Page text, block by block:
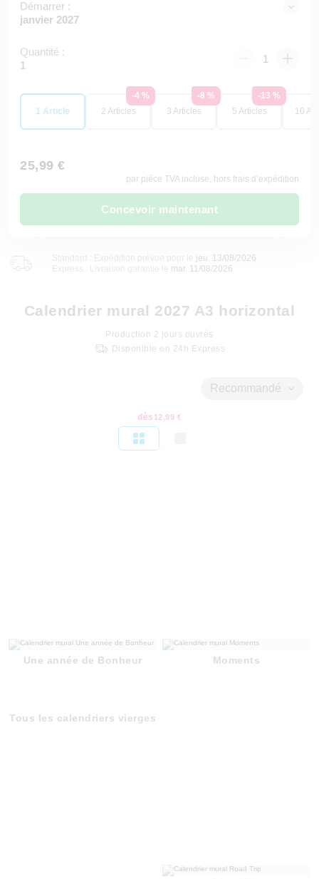
Démarrer :
janvier 2027
Quantité :
1
1 Article
-4 %
2 Articles
-8 %
3 Articles
-13 %
5 Articles
10
25,99 €
par pièce TVA incluse, hors frais d’expédition
Concevoir maintenant
jeu. 13/08/2026
Express : Livraison garantie le mar. 11/08/2026
Calendrier mural 2027 A3 horizontal
Production 2 jours ouvrés
Disponible en 24h Express
Recommandé
dès 12,99 €
Une année de Bonheur Moments
Tous les calendriers vierges